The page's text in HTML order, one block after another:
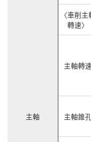
〈車削主
轉速〉
主軸
主軸轉速
主軸錐